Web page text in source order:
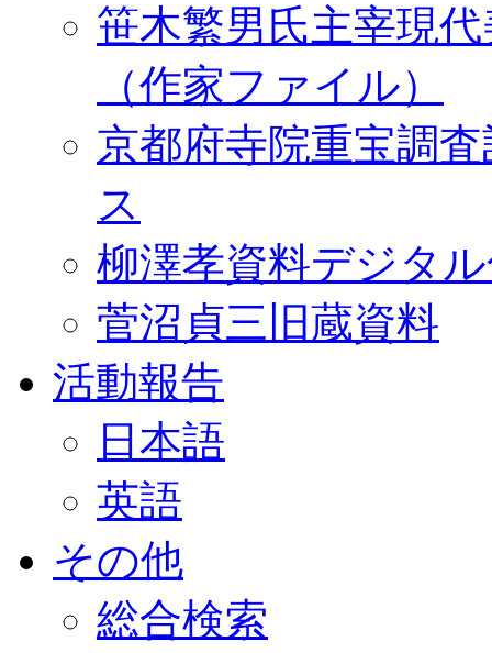
笹木繁男氏主宰現
（作家ファイル）
京都府寺院重宝調
ス
柳澤孝資料デジタ
菅沼貞三旧蔵資料
活動報告
日本語
英語
その他
総合検索